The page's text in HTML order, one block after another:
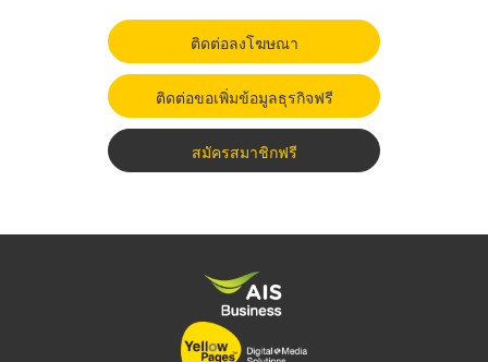
ติดต่อลงโฆษณา
ติดต่อขอเพิ่มข้อมูลธุรกิจฟรี
สมัครสมาชิกฟรี